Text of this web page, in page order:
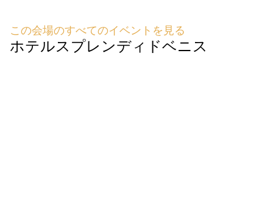
この会場のすべてのイベントを見る
ホテルスプレンディドベニス